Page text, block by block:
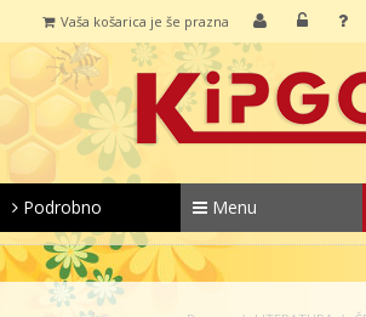
sl it
Vaša košarica je še prazna
Podrobno Menu